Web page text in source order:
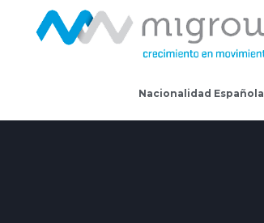
Nacionalidad Española